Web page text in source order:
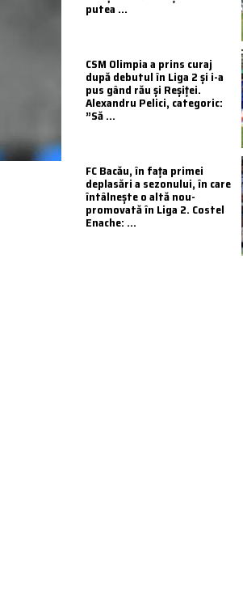
putea ...
CSM Olimpia a prins curaj
după debutul în Liga 2 și i-a
pus gând rău și Reșiței.
Alexandru Pelici, categoric:
”Să ...
FC Bacău, în fața primei
deplasări a sezonului, în care
întâlnește o altă nou-
promovată în Liga 2. Costel
Enache: ...